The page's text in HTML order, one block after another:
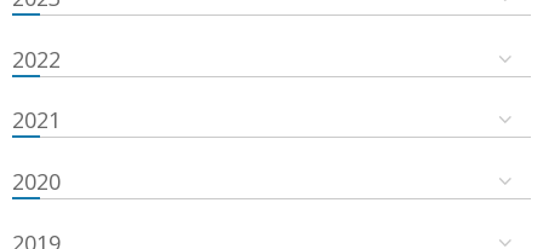
2022
2021
2020
2019